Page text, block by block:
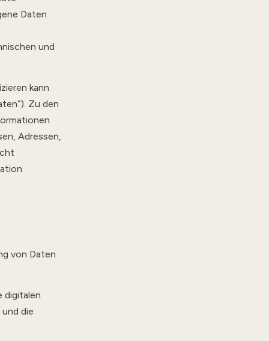
Daten
und
kann
Zu den
Adressen,
von Daten
digitalen
die